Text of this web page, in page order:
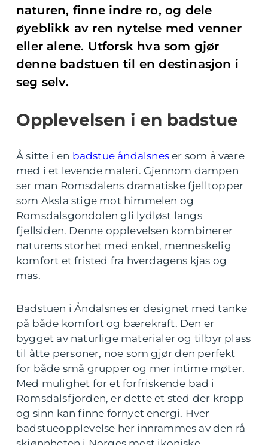
naturen, finne indre ro, og dele
øyeblikk av ren nytelse med venner
eller alene. Utforsk hva som gjør
denne badstuen til en destinasjon i
seg selv.
Opplevelsen i en badstue
Å sitte i en badstue åndalsnes er som å være
med i et levende maleri. Gjennom dampen
ser man Romsdalens dramatiske fjelltopper
som Aksla stige mot himmelen og
Romsdalsgondolen gli lydløst langs
fjellsiden. Denne opplevelsen kombinerer
naturens storhet med enkel, menneskelig
komfort et fristed fra hverdagens kjas og
mas.
Badstuen i Åndalsnes er designet med tanke
på både komfort og bærekraft. Den er
bygget av naturlige materialer og tilbyr plass
til åtte personer, noe som gjør den perfekt
for både små grupper og mer intime møter.
Med mulighet for et forfriskende bad i
Romsdalsfjorden, er dette et sted der kropp
og sinn kan finne fornyet energi. Hver
badstueopplevelse her innrammes av den rå